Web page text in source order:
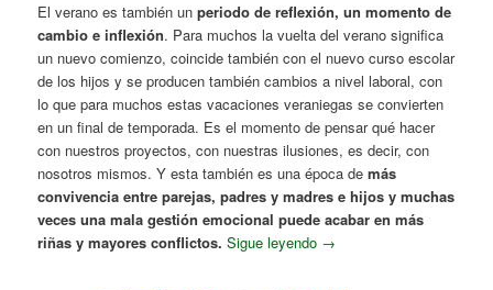
El verano es también un periodo de reflexión, un momento de
cambio e inflexión. Para muchos la vuelta del verano significa
un nuevo comienzo, coincide también con el nuevo curso escolar
de los hijos y se producen también cambios a nivel laboral, con
lo que para muchos estas vacaciones veraniegas se convierten
en un final de temporada. Es el momento de pensar qué hacer
con nuestros proyectos, con nuestras ilusiones, es decir, con
nosotros mismos. Y esta también es una época demás
convivencia entre parejas, padres y madres e hijos y muchas
veces una mala gestión emocional puede acabar en más
riñas y mayores conflictos. Sigue leyendo →